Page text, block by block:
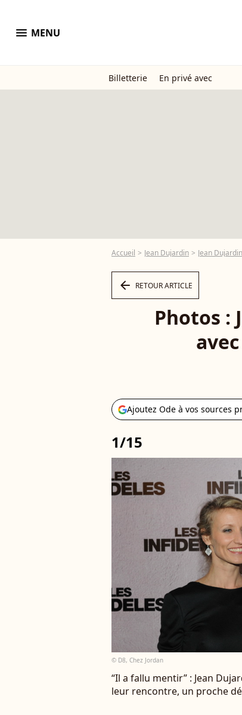
menu MENU
Billetterie En privé avec
Accueil Jean Dujardin Jean
arrow_left RETOUR ARTICLE
Photos :
Ajoutez Ode à vos sources
1/15
© D8, Chez Jordan
“Il a fallu mentir” : Jean
leur rencontre, un proche